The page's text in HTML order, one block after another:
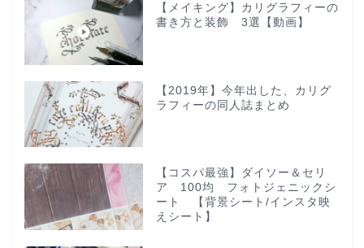
【メイキング】カリグラフィーの
書き方と装飾 3選【動画】
【2019年】今年出した、カリグ
ラフィーの同人誌まとめ
【コスパ最強】ダイソー＆セリ
ア 100均 フォトジェニックシ
ート 【背景シート/インスタ映
えシート】